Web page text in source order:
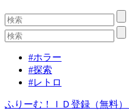
#ホラー
#探索
#レトロ
ふりーむ！ＩＤ登録（無料）